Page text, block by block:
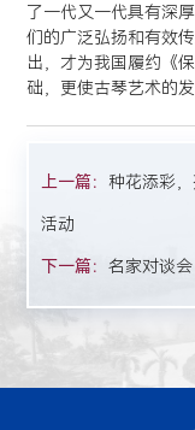
了一代又一代具有深
们的广泛弘扬和有效
出，才为我国履约《
础，更使古琴艺术的发
上一篇：种花添彩
活动
下一篇：名家对谈会